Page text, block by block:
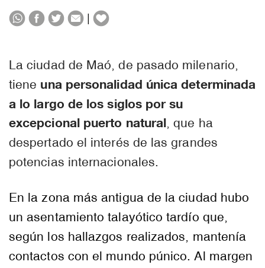
|
La ciudad de Maó, de pasado milenario,
tiene una personalidad única determinada
a lo largo de los siglos por su
excepcional puerto natural, que ha
despertado el interés de las grandes
potencias internacionales.
En la zona más antigua de la ciudad hubo
un asentamiento talayótico tardío que,
según los hallazgos realizados, mantenía
contactos con el mundo púnico. Al margen